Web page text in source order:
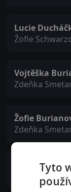
Lucie
Žofie
Vojtěška
Zdeňka
Žofie
Zdeňka
Veronika
BoženkaTyto